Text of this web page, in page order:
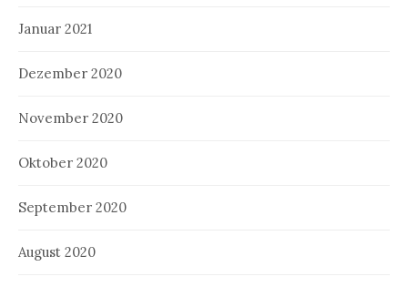
Januar 2021
Dezember 2020
November 2020
Oktober 2020
September 2020
August 2020